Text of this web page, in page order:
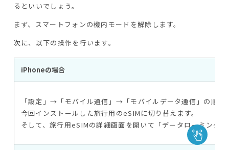
るといいでしょう。
まず、スマートフォンの機内モードを解除します。
次に、以下の操作を行います。
iPhoneの場合
「設定」→「モバイル通信」→「モバイルデータ通信」の順に
今回インストールした旅行用のeSIMに切り替えます。
そして、旅行用eSIMの詳細画面を開いて「データローミング